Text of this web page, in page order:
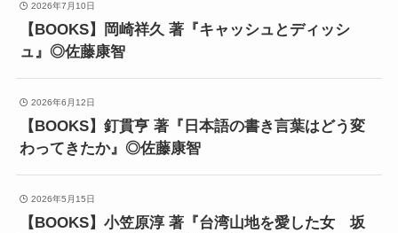
2026年7月10日
【BOOKS】岡崎祥久 著『キャッシュとディッシ
ュ』◎佐藤康智
2026年6月12日
【BOOKS】釘貫亨 著『日本語の書き言葉はどう変
わってきたか』◎佐藤康智
2026年5月15日
【BOOKS】小笠原淳 著『台湾山地を愛した女 坂